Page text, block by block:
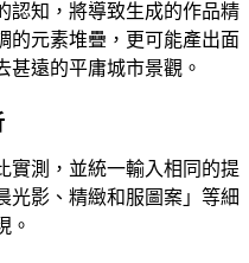
認知，將導致生成的作品精
的元素堆疊，更可能產出面
甚遠的平庸城市景觀。
實測，並統一輸入相同的提
光影、精緻和服圖案」等細
。